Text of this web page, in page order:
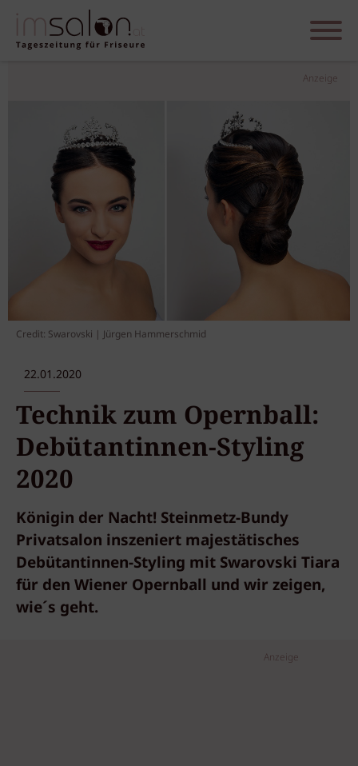
Anzeige
Credit: Swarovski | Jürgen Hammerschmid
22.01.2020
Technik zum Opernball:
Debütantinnen-Styling
2020
Königin der Nacht! Steinmetz-Bundy
Privatsalon inszeniert majestätisches
Debütantinnen-Styling mit Swarovski Tiara
für den Wiener Opernball und wir zeigen,
wie´s geht.
Anzeige